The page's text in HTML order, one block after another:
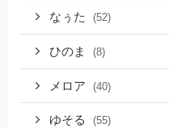
なぅた (52)
ひのま (8)
メロア (40)
ゆそる (55)